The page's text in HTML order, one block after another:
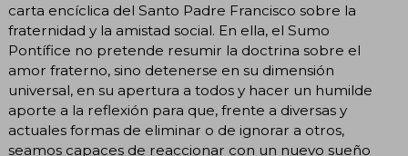
carta encíclica del Santo Padre Francisco sobre la
fraternidad y la amistad social. En ella, el Sumo
Pontífice no pretende resumir la doctrina sobre el
amor fraterno, sino detenerse en su dimensión
universal, en su apertura a todos y hacer un humilde
aporte a la reflexión para que, frente a diversas y
actuales formas de eliminar o de ignorar a otros,
seamos capaces de reaccionar con un nuevo sueño